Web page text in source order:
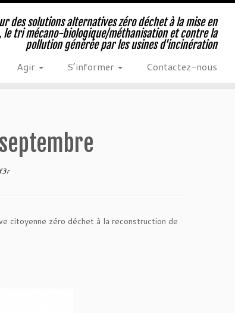
des solutions alternatives zéro déchet à la mise en
tri mécano-biologique/méthanisation et contre la
pollution générée par les usines d'incinération
Agir S’informer Contactez-nous
citoyenne zéro déchet à la reconstruction de